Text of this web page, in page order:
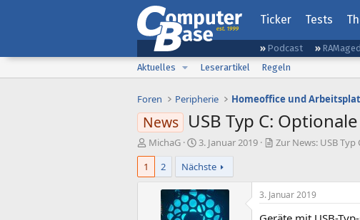
Ticker Tests
Podcast
Aktuelles
Leserartikel Regeln
Foren Peripherie Homeoffice und
News USB Typ C:
E
r
t
MichaG
E
r
s
t
e
l
3. Januar 2019
Zur News: USB
1
2 Nächste
3. Januar 2019